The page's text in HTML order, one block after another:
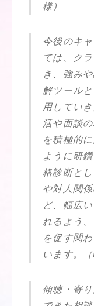
様）
今後のキ
ては、ク
き、強み
解ツール
用してい
活や面談
を積極的
ように研
格診断と
や対人関
ど、幅広
れるよう
を促す関
います。（
傾聴・寄